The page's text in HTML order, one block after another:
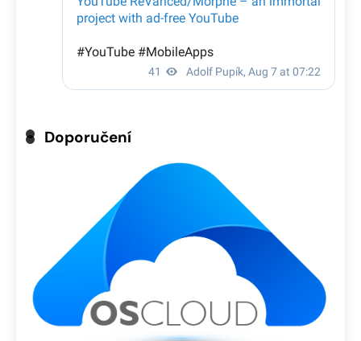
Doporučení